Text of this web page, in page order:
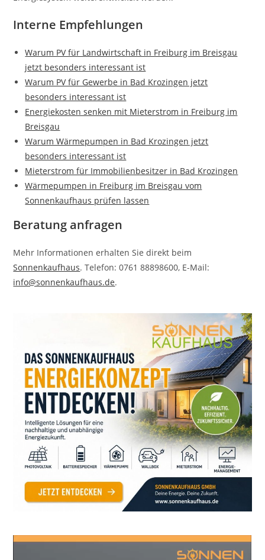
Interne Empfehlungen
Warum PV für Landwirtschaft in Freiburg im Breisgau
jetzt besonders interessant ist
Warum PV für Gewerbe in Bad Krozingen jetzt
besonders interessant ist
Energiekosten senken mit Mieterstrom in Freiburg im
Breisgau
Warum Wärmepumpen in Bad Krozingen jetzt
besonders interessant ist
Mieterstrom für Immobilienbesitzer in Bad Krozingen
Wärmepumpen in Freiburg im Breisgau vom
Sonnenkaufhaus prüfen lassen
Beratung anfragen
Mehr Informationen erhalten Sie direkt beim
Sonnenkaufhaus. Telefon: 0761 88898600, E-Mail:
info@sonnenkaufhaus.de.